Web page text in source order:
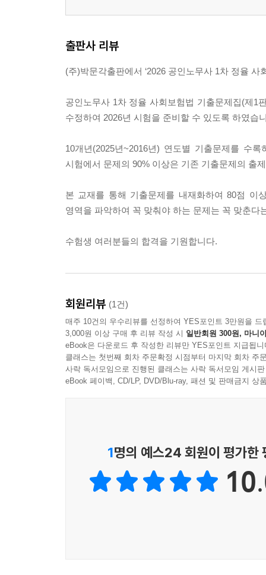
출판사 리뷰
(주)박문각출판에서 ‘2026 공인노무사 1차 정율
공인노무사 1차 정율 사회보험법 기출문제집(제1
수정하여 2026년 시험을 준비할 수 있도록 하였습
10개년(2025년~2016년) 연도별 기출문제를 수
시험에서 문제의 90% 이상은 기존 기출문제의 출
본 교재를 통해 기출문제를 내재화하여 80점 이
영역을 파악하여 꼭 맞춰야 하는 문제는 꼭 맞춘
수험생 여러분들의 합격을 기원합니다.
회원리뷰 (1건)
매주 10건의 우수리뷰를 선정하여 YES포인트 3만원을 드
3,000원 이상 구매 후 리뷰 작성 시 일반회원 300원, 마니
eBook은 다운로드 후 작성한 리뷰만 YES포인트 지급됩니
클래스는 첫번째 회차 주문확정 시점부터 마지막 회차 주
사락 독서모임으로 진행된 클래스는 사락 독서모임 게시
eBook 페이백, CD/LP, DVD/Blu-ray, 패션 및 판매금지 상
1명의 예스24 회원이 평가한